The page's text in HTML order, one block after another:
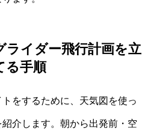
ライダー飛行計画を立
る手順
をするために、天気図を使っ
介します。朝から出発前・空